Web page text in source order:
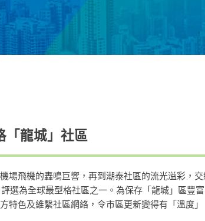
「龍城」社區
場飛機的轟鳴巨響，再到潮泰社區的流光溢彩，
選為全球最型格社區之一。為保存「龍城」區豐
特色及維繫社區網絡，令市區更新變得有「溫度」